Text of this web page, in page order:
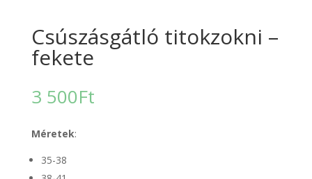
Csúszásgátló titokzokni –
fekete
3 500Ft
Méretek:
35-38